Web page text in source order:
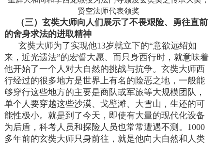
贤空法师代表领奖
（三）玄奘大师向人们展示了不畏艰险、勇往直前
的舍身求法的进取精神
玄奘大师为了实现他13岁就立下的“意欲远绍如
来，近光遗法”的宏誓大愿、而只身西行时，就意味着
他开始了一个人对大自然的挑战与抗争。玄奘大师西
行经过的很多地方是世界上有名的险恶之地，一般能
够穿行这些地方的主要是商队或军旅等大规模团队，
单个人要穿越这些沙漠、戈壁滩、大雪山，生还的可
能性极小。就是到了今天，即使有大量的现代化设备
为后盾，科考人员和探险人员也常常遭遇不测。1000
多年前的玄奘大师只身前往，就是他向大自然和人类